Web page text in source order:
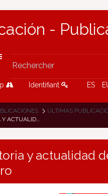
-
Identifiant ES
ÚLTIMAS
DEL FUERO NAVARRO
y actualidad